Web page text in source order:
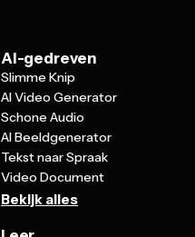
AI-gedreven
Slimme Knip
AI Video Generator
Schone Audio
AI Beeldgenerator
Tekst naar Spraak
Video Document
Bekijk alles